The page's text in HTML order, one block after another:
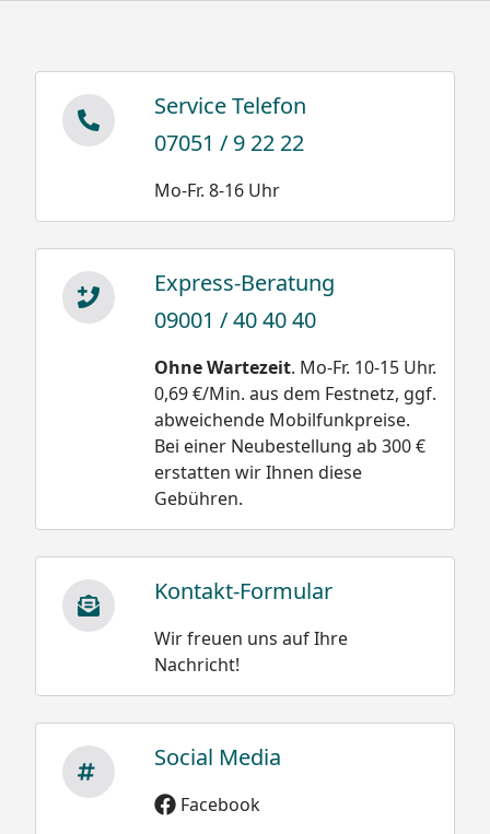
Service Telefon
07051 / 9 22 22
Mo-Fr. 8-16 Uhr
Express-Beratung
09001 / 40 40 40
Ohne Wartezeit. Mo-Fr. 10-15 Uhr.
0,69 €/Min. aus dem Festnetz, ggf.
abweichende Mobilfunkpreise.
Bei einer Neubestellung ab 300 €
erstatten wir Ihnen diese
Gebühren.
Kontakt-Formular
Wir freuen uns auf Ihre
Nachricht!
Social Media
Facebook